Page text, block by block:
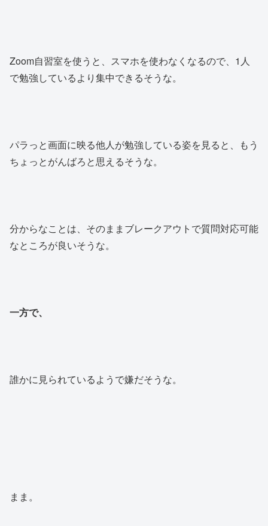
Zoom自習室を使うと、スマホを使わなくなるので、1人
で勉強しているより集中できるそうな。
パラっと画面に映る他人が勉強している姿を見ると、もう
ちょっとがんばろと思えるそうな。
分からなことは、そのままブレークアウトで質問対応可能
なところが良いそうな。
一方で、
誰かに見られているようで嫌だそうな。
まま。